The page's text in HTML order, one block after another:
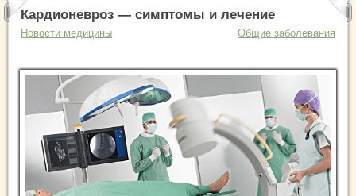
Кардионевроз — симптомы и лечение
Новости медицины Общие заболевания